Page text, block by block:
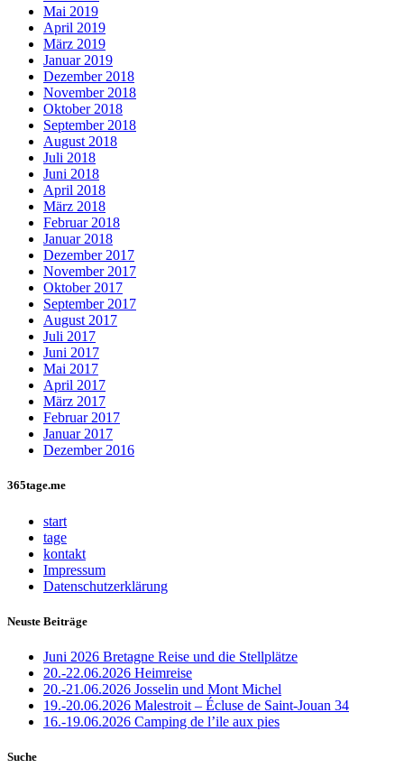
Mai 2019
April 2019
März 2019
Januar 2019
Dezember 2018
November 2018
Oktober 2018
September 2018
August 2018
Juli 2018
Juni 2018
April 2018
März 2018
Februar 2018
Januar 2018
Dezember 2017
November 2017
Oktober 2017
September 2017
August 2017
Juli 2017
Juni 2017
Mai 2017
April 2017
März 2017
Februar 2017
Januar 2017
Dezember 2016
365tage.me
start
tage
kontakt
Impressum
Datenschutzerklärung
Neuste Beiträge
Juni 2026 Bretagne Reise und die Stellplätze
20.-22.06.2026 Heimreise
20.-21.06.2026 Josselin und Mont Michel
19.-20.06.2026 Malestroit – Écluse de Saint-Jouan 34
16.-19.06.2026 Camping de l’ile aux pies
Suche